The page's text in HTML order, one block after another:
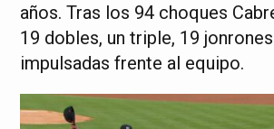
años. Tras los 94 choques
19 dobles, un triple, 19
impulsadas frente al equipo.